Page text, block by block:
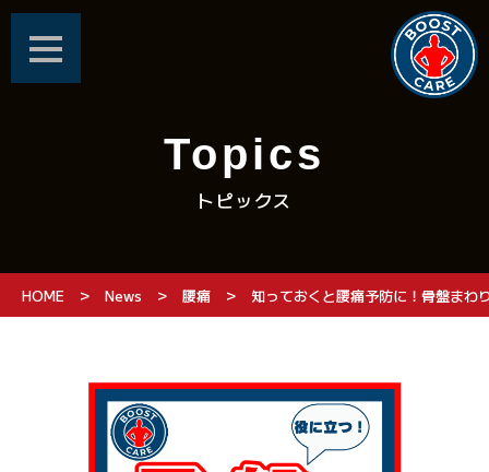
Topics
トピックス
HOME > News > 腰痛 > 知っておくと腰痛予防に！骨盤まわ